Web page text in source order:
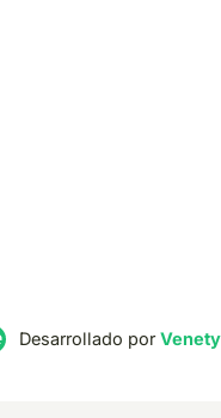
Desarrollado porVenety